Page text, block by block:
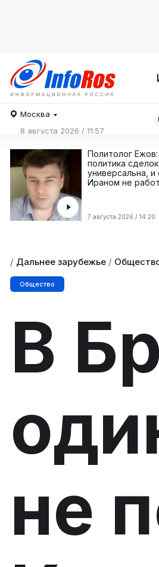
Москва
8 августа 2026 / 11:57
Политолог Ежов:
политика
универсальна, и
Ираном не
7 августа 2026 / 14:20
/ Дальнее зарубежье /
Общество
В
не